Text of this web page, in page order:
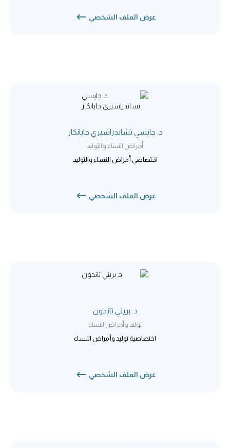
عرض الملف الشخصي
د. جايسي تشاندراسيري جايانكار
أمراض النساء والتوليد
اختصاصي أمراض النساء والتوليد
عرض الملف الشخصي
د. بريتي تاندون
توليد وأمراض النساء
اختصاصية توليد وأمراض النساء
عرض الملف الشخصي